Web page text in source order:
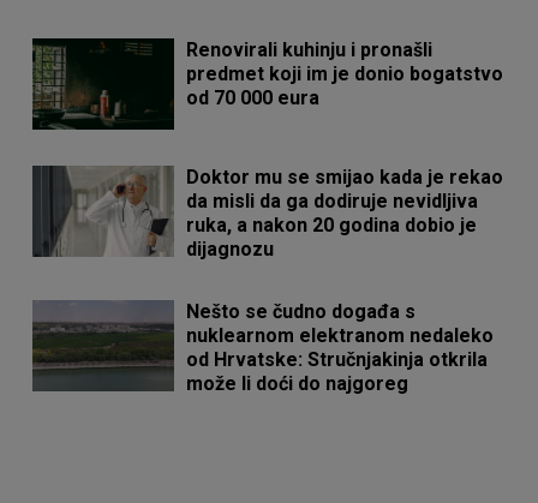
Renovirali kuhinju i pronašli
predmet koji im je donio bogatstvo
od 70 000 eura
Doktor mu se smijao kada je rekao
da misli da ga dodiruje nevidljiva
ruka, a nakon 20 godina dobio je
dijagnozu
Nešto se čudno događa s
nuklearnom elektranom nedaleko
od Hrvatske: Stručnjakinja otkrila
može li doći do najgoreg